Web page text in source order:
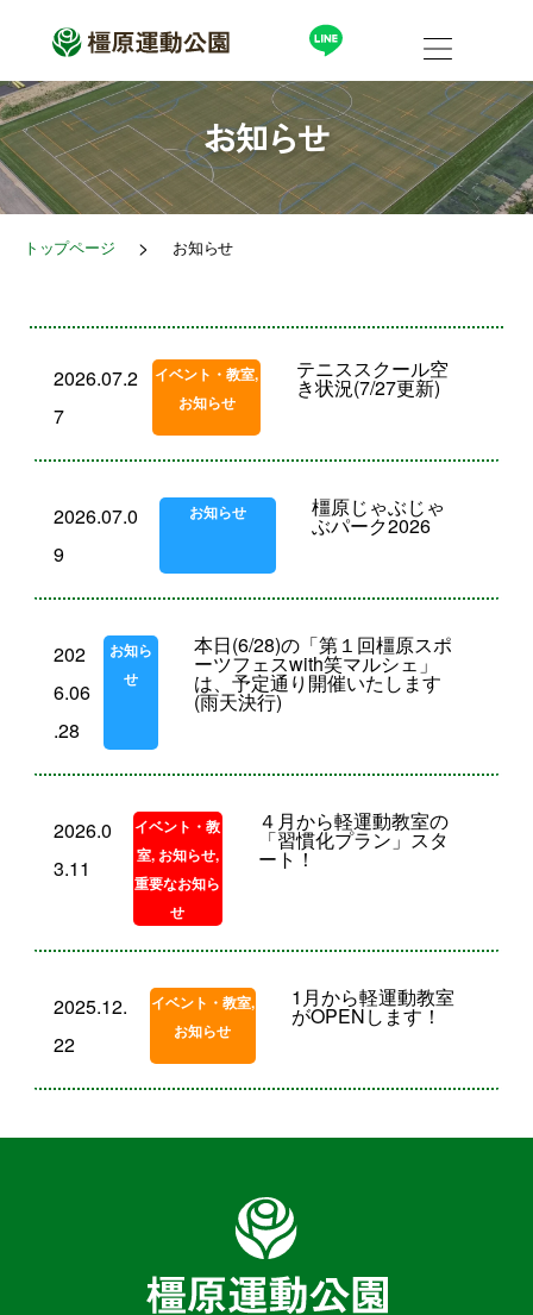
キ
ッ
プ
お知らせ
トップページ > お知らせ
2026.07.2
7
イベント・教室,
お知らせ
テニススクール空
き状況(7/27更新)
2026.07.0
9
お知らせ 橿原じゃぶじゃ
ぶパーク2026
202
6.06
.28
お知ら
せ
本日(6/28)の「第１回橿原スポ
ーツフェスwith笑マルシェ」
は、予定通り開催いたします
(雨天決行)
2026.0
3.11
イベント・教
室, お知らせ,
重要なお知ら
せ
４月から軽運動教室の
「習慣化プラン」スタ
ート！
2025.12.
22
イベント・教室,
お知らせ
1月から軽運動教室
がOPENします！